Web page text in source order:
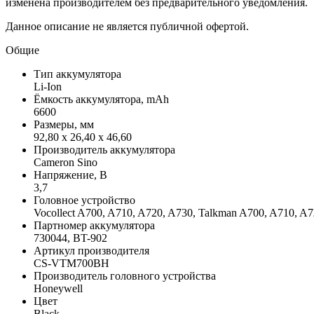
Данное описание не является публичной офертой.
Общие
Тип аккумулятора
Li-Ion
Ёмкость аккумулятора, mAh
6600
Размеры, мм
92,80 x 26,40 x 46,60
Производитель аккумулятора
Cameron Sino
Напряжение, В
3,7
Головное устройство
Vocollect A700, A710, A720, A730, Talkman A700, A710,
Партномер аккумулятора
730044, BT-902
Артикул производителя
CS-VTM700BH
Производитель головного устройства
Honeywell
Цвет